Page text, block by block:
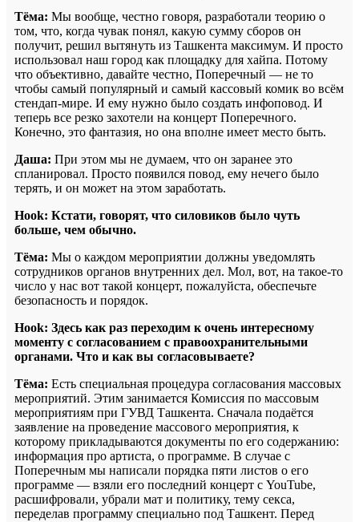
Тёма: Мы вообще, честно говоря, разработали теорию о
том, что, когда чувак понял, какую сумму сборов он
получит, решил вытянуть из Ташкента максимум. И просто
использовал наш город как площадку для хайпа. Потому
что объективно, давайте честно, Поперечный — не то
чтобы самый популярный и самый кассовый комик во всём
стендап-мире. И ему нужно было создать инфоповод. И
теперь все резко захотели на концерт Поперечного.
Конечно, это фантазия, но она вполне имеет место быть.
Даша: При этом мы не думаем, что он заранее это
спланировал. Просто появился повод, ему нечего было
терять, и он может на этом заработать.
Hook: Кстати, говорят, что силовиков было чуть
больше, чем обычно.
Тёма: Мы о каждом мероприятии должны уведомлять
сотрудников органов внутренних дел. Мол, вот, на такое-то
число у нас вот такой концерт, пожалуйста, обеспечьте
безопасность и порядок.
Hook: Здесь как раз переходим к очень интересному
моменту с согласованием с правоохранительными
органами. Что и как вы согласовываете?
Тёма: Есть специальная процедура согласования массовых
мероприятий. Этим занимается Комиссия по массовым
мероприятиям при ГУВД Ташкента. Сначала подаётся
заявление на проведение массового мероприятия, к
которому прикладываются документы по его содержанию:
информация про артиста, о программе. В случае с
Поперечным мы написали порядка пяти листов о его
программе — взяли его последний концерт с YouTube,
расшифровали, убрали мат и политику, тему секса,
переделав программу специально под Ташкент. Перед